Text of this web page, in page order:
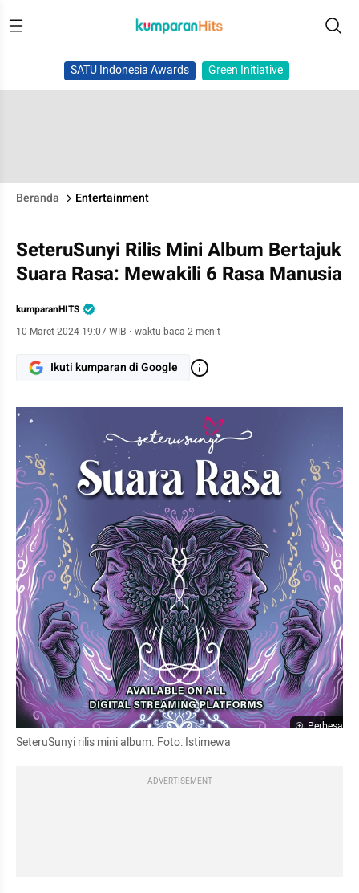
SATU Indonesia Awards Green Initiative
Beranda Entertainment
SeteruSunyi Rilis Mini Album Bertajuk
Suara Rasa: Mewakili 6 Rasa Manusia
kumparanHITS
10 Maret 2024 19:07 WIB · waktu baca 2 menit
Ikuti kumparan di Google
Perbesar
SeteruSunyi rilis mini album. Foto: Istimewa
ADVERTISEMENT